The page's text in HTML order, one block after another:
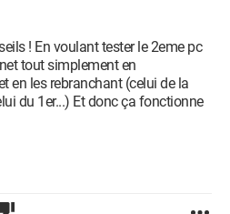
! En voulant tester le 2eme pc
tout simplement en
en les rebranchant (celui de la
du 1er...) Et donc ça fonctionne